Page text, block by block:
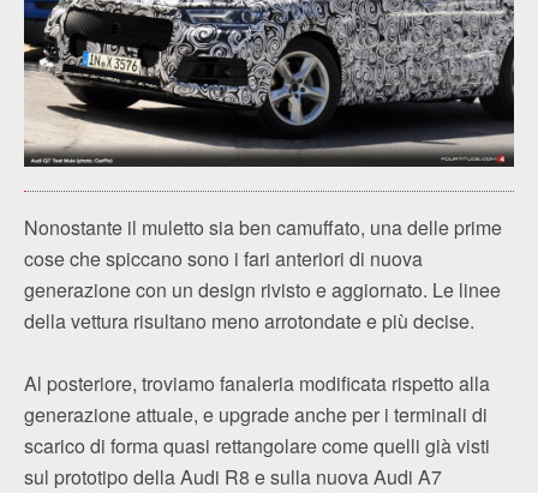
Nonostante il muletto sia ben camuffato, una delle prime
cose che spiccano sono i fari anteriori di nuova
generazione con un design rivisto e aggiornato. Le linee
della vettura risultano meno arrotondate e più decise.
Al posteriore, troviamo fanaleria modificata rispetto alla
generazione attuale, e upgrade anche per i terminali di
scarico di forma quasi rettangolare come quelli già visti
sul prototipo della Audi R8 e sulla nuova Audi A7